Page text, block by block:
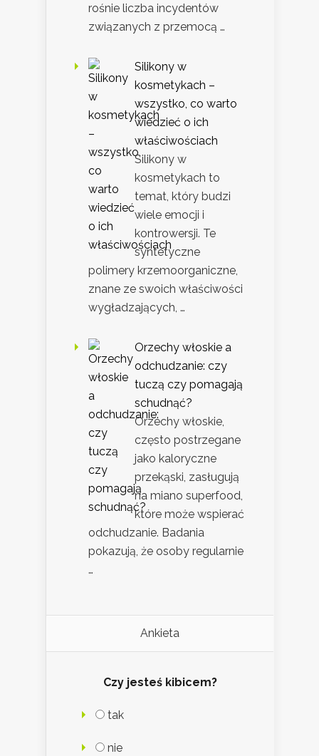
rośnie liczba incydentów
związanych z przemocą …
Silikony w
kosmetykach –
wszystko, co warto
wiedzieć o ich
właściwościach
Silikony w
kosmetykach to
temat, który budzi
wiele emocji i
kontrowersji. Te
syntetyczne
polimery krzemoorganiczne,
znane ze swoich właściwości
wygładzających, …
Orzechy włoskie a
odchudzanie: czy
tuczą czy pomagają
schudnąć?
Orzechy włoskie,
często postrzegane
jako kaloryczne
przekąski, zasługują
na miano superfood,
które może wspierać
odchudzanie. Badania
pokazują, że osoby regularnie
…
Ankieta
Czy jesteś kibicem?
tak
nie